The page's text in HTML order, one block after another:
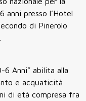
presso l’Hotel
di Pinerolo
Anni” abilita alla
e acquaticità
di età compresa fra